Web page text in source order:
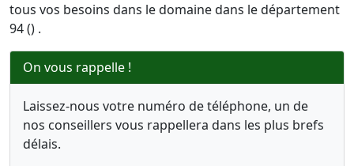
tous vos besoins dans le domaine dans le département
94 () .
On vous rappelle !
Laissez-nous votre numéro de téléphone, un de
nos conseillers vous rappellera dans les plus brefs
délais.